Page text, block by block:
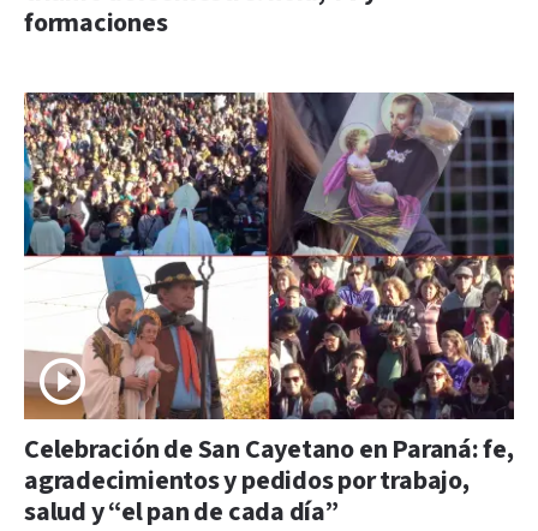
formaciones
Celebración de San Cayetano en Paraná: fe,
agradecimientos y pedidos por trabajo,
salud y “el pan de cada día”